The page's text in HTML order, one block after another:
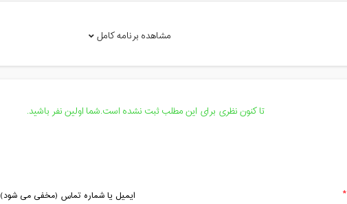
مشاهده برنامه کامل
تا کنون نظری برای این مطلب ثبت نشده است.شما اولین نفر باشید.
ایمیل یا شماره تماس (مخفی می شود)